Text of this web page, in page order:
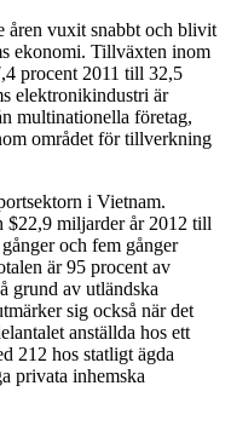
åren vuxit snabbt och blivit
ekonomi. Tillväxten inom
procent 2011 till 32,5
elektronikindustri är
multinationella företag,
området för tillverkning
i Vietnam.
$22,9 miljarder år 2012 till
och fem gånger
är 95 procent av
grund av utländska
sig också när det
anställda hos ett
212 hos statligt ägda
privata inhemska